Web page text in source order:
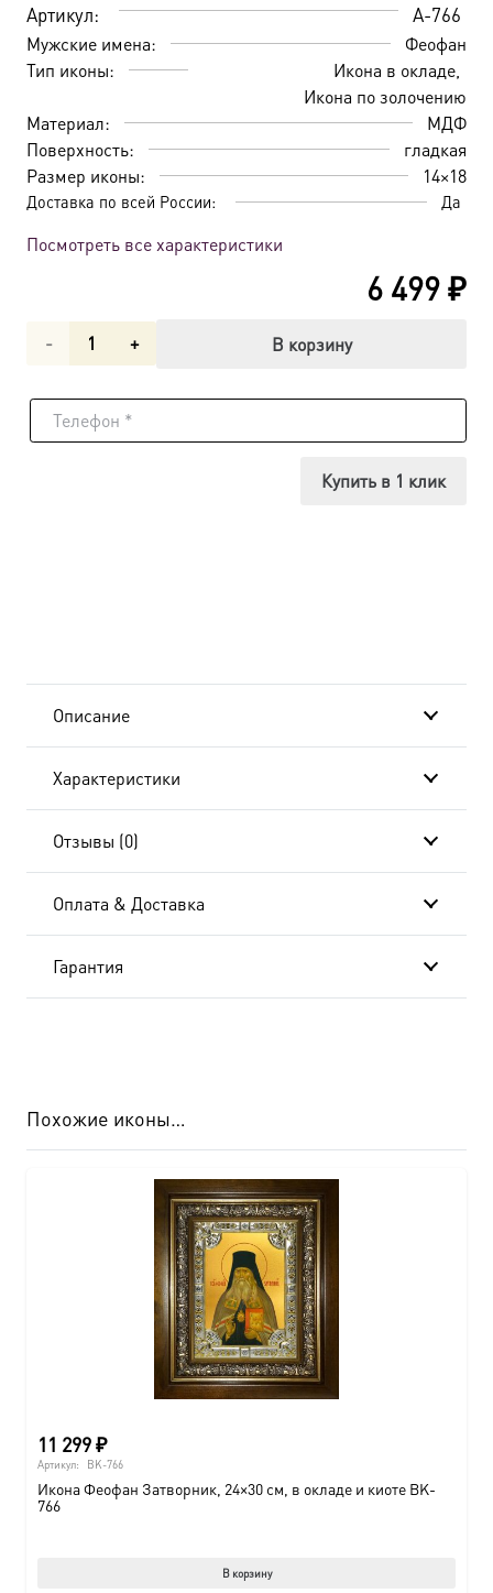
Артикул: A-766
Мужские имена:
Феофан
Тип иконы:
Икона в окладе
Икона по золочению
Материал:
МДФ
Поверхность:
гладкая
Размер иконы:
14×18
Доставка по всей России: Да
Посмотреть все характеристики
6 499₽
Количество
Икона
В корзину
Купить в 1 клик
Описание
Характеристики
Отзывы (0)
Оплата & Доставка
Гарантия
Похожие иконы…
11 299₽
Артикул: BK-766
Икона Феофан Затворник, 24×30 см, в окладе и киоте BK-
766
В корзину